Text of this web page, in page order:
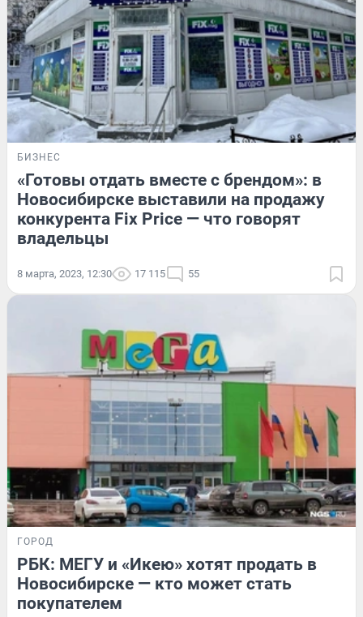
БИЗНЕС
«Готовы отдать вместе с брендом»: в
Новосибирске выставили на продажу
конкурента Fix Price — что говорят
владельцы
8 марта, 2023, 12:30 17 115 55
ГОРОД
РБК: МЕГУ и «Икею» хотят продать в
Новосибирске — кто может стать
покупателем